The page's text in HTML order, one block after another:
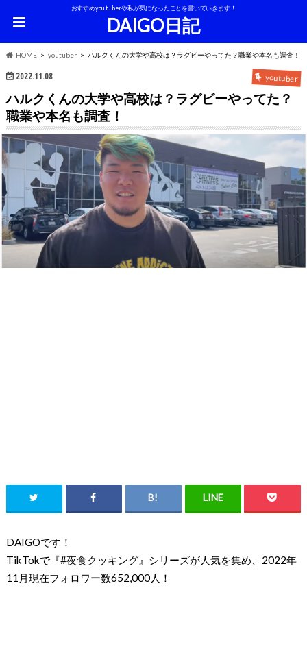
おすすめyoutuberや私が気になったことを書いていきます！
DAIGO日記
HOME youtuber ハルクくんの大学や高校は？ラグビーやってた？職業や本名も調査！
2022.11.08 youtuber
ハルクくんの大学や高校は？ラグビーやってた？
職業や本名も調査！
DAIGOです！
TikTokで『#夜食クッキング』シリーズが人気を集め、 2022年
11月現在フォロワー数652,000人！